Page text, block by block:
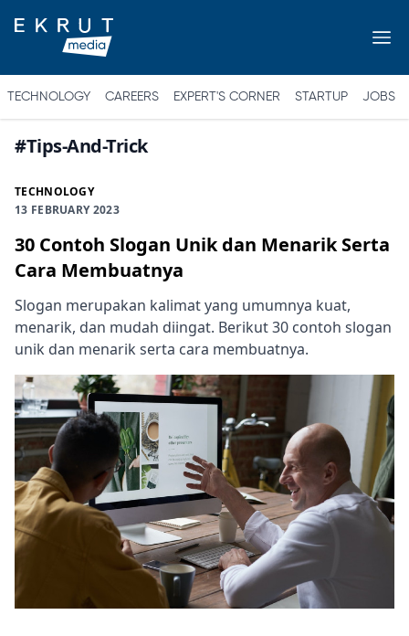
TECHNOLOGY CAREERS EXPERT'S CORNER STARTUP JOBS
#Tips-And-Trick
TECHNOLOGY
13 FEBRUARY 2023
30 Contoh Slogan Unik dan Menarik Serta
Cara Membuatnya
Slogan merupakan kalimat yang umumnya kuat,
menarik, dan mudah diingat. Berikut 30 contoh slogan
unik dan menarik serta cara membuatnya.